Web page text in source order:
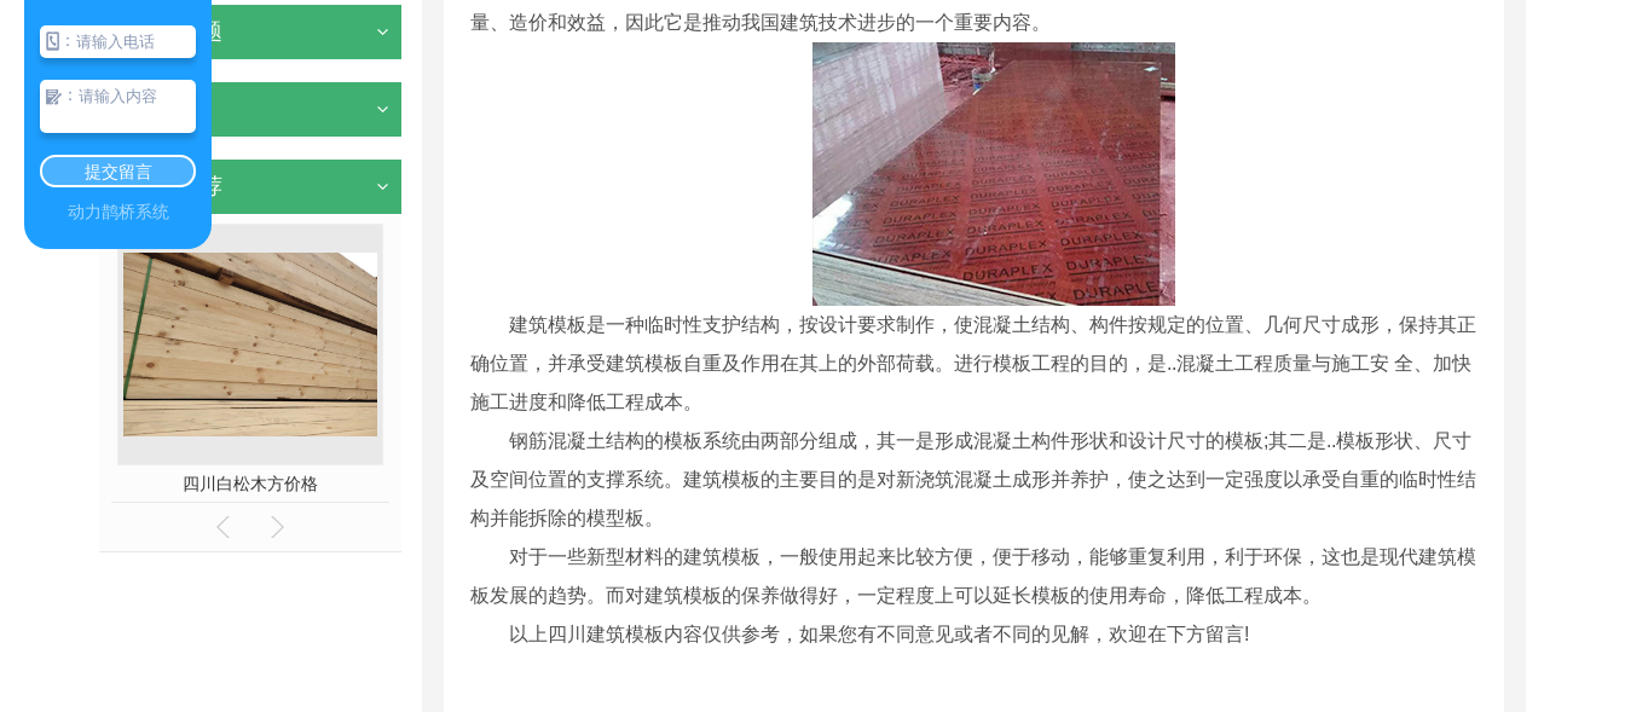
常见问题
其他
热门推荐
新西兰松木方
量、造价和效益，因此它是推动我国建筑技术进步的一个重要内容。
建筑模板是一种临时性支护结构，按设计要求制作，使混凝土结构、构件按规定的位置、几何尺寸成形，保持其正
确位置，并承受建筑模板自重及作用在其上的外部荷载。进行模板工程的目的，是..混凝土工程质量与施工安 全、加快
施工进度和降低工程成本。
钢筋混凝土结构的模板系统由两部分组成，其一是形成混凝土构件形状和设计尺寸的模板;其二是..模板形状、尺寸
及空间位置的支撑系统。建筑模板的主要目的是对新浇筑混凝土成形并养护，使之达到一定强度以承受自重的临时性结
构并能拆除的模型板。
对于一些新型材料的建筑模板，一般使用起来比较方便，便于移动，能够重复利用，利于环保，这也是现代建筑模
板发展的趋势。而对建筑模板的保养做得好，一定程度上可以延长模板的使用寿命，降低工程成本。
以上四川建筑模板内容仅供参考，如果您有不同意见或者不同的见解，欢迎在下方留言!
：
：
提交留言
动力鹊桥系统